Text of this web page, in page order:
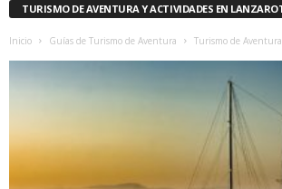
TURISMO DE AVENTURA Y ACTIVIDADES EN
Inicio Guías de Turismo de Aventura Turismo de